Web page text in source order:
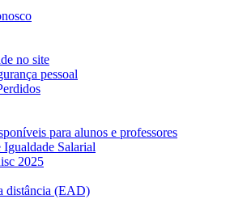
no site
pessoal
para alunos e professores
Salarial
2025
distância (EAD)